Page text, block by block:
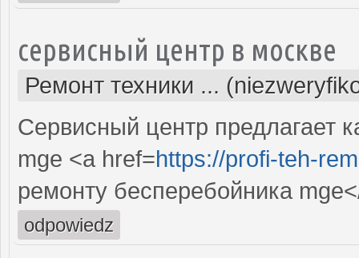
сервисный центр в москве
Ремонт техники ...
Сервисный центр предлагает
mge <a href=https://profi-teh-
ремонту бесперебойника
odpowiedz